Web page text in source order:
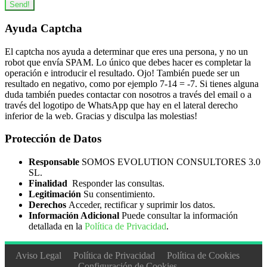
Cantería12
Minería 2
Pintura14
Proyectos, Seguimiento y Seguridad en
Solado y Alicatados
Tuneladora9
Yeso10
ELECTRICIDAD Y ELECTRÓNICA125
Electricidad Alta/Baja Tensión 59
Equipos Electrónicos17
Instalaciones Eléctricas
Send!
Ayuda Captcha
El captcha nos ayuda a determinar que eres una persona, y no un
robot que envía SPAM. Lo único que debes hacer es completar la
operación e introducir el resultado. Ojo! También puede ser un
resultado en negativo, como por ejemplo 7-14 = -7. Si tienes alguna
duda también puedes contactar con nosotros a través del email o a
través del logotipo de WhatsApp que hay en el lateral derecho
inferior de la web. Gracias y disculpa las molestias!
Protección de Datos
Responsable SOMOS EVOLUTION CONSULTORES 3.0
SL.
Finalidad Responder las consultas.
Legitimación Su consentimiento.
Derechos Acceder, rectificar y suprimir los datos.
Información Adicional Puede consultar la información
detallada en la Política de Privacidad.
Aviso Legal Política de Privacidad
Política de Cookies